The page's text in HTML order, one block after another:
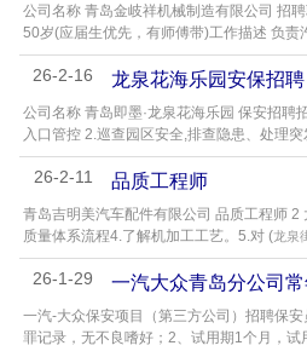
公司名称 青岛金岐祥机械制造有限公司 招
50岁(应届生优先，有师傅带)工作描述 负责
26-2-16 龙泉花海乐园安保招聘
公司名称 青岛即墨·龙泉花海乐园 保安招
入口管控 2.巡查园区安全,排查隐患、处理突
26-2-11 品质工程师
青岛吉明美汽车配件有限公司 品质工程师
质量体系流程4.了解机加工工艺。5.对 (龙泉
26-1-29 一汽大众青岛分公司
一汽-大众保安项目（第三方公司）招聘保
罪记录，无不良嗜好；2、试用期1个月，试